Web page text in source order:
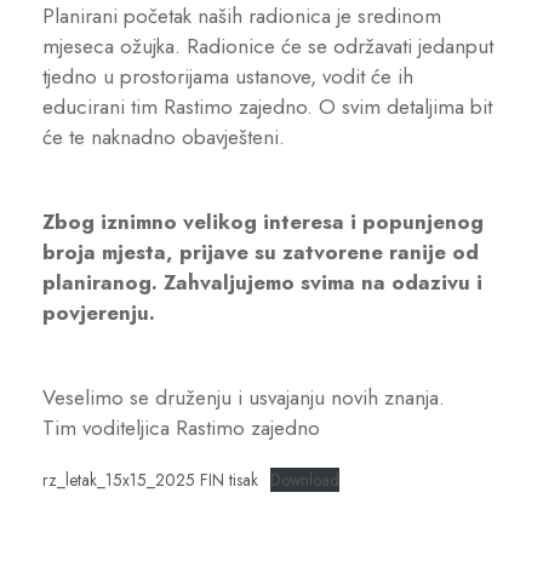
Planirani početak naših radionica je sredinom
mjeseca ožujka. Radionice će se održavati jedanput
tjedno u prostorijama ustanove, vodit će ih
educirani tim Rastimo zajedno. O svim detaljima bit
će te naknadno obavješteni.
Zbog iznimno velikog interesa i popunjenog
broja mjesta, prijave su zatvorene ranije od
planiranog. Zahvaljujemo svima na odazivu i
povjerenju.
Veselimo se druženju i usvajanju novih znanja.
Tim voditeljica Rastimo zajedno
rz_letak_15x15_2025 FIN tisak Download